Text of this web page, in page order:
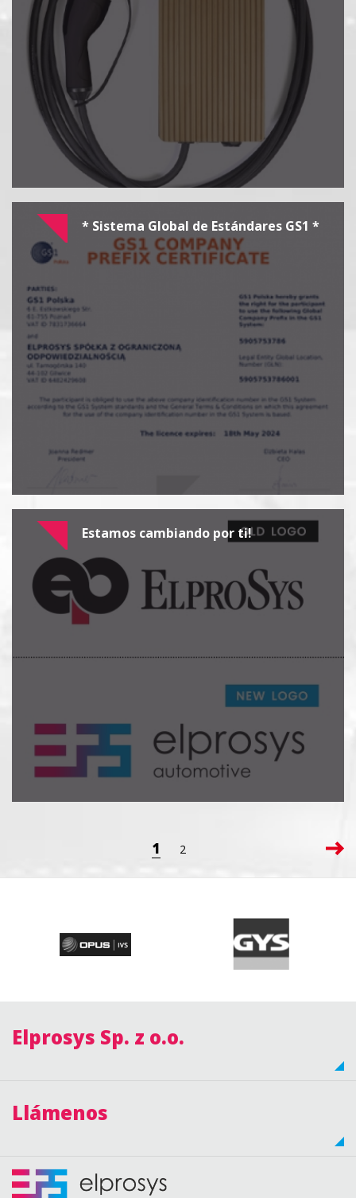
* Sistema Global de Estándares GS1 *
Estamos cambiando por ti!
1 2
Elprosys Sp. z o.o.
Llámenos